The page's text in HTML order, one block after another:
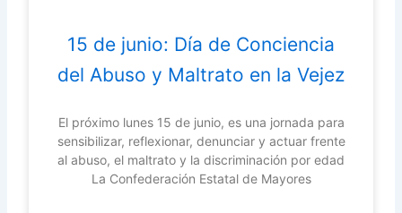
15 de junio: Día de Conciencia
del Abuso y Maltrato en la Vejez
El próximo lunes 15 de junio, es una jornada para
sensibilizar, reflexionar, denunciar y actuar frente
al abuso, el maltrato y la discriminación por edad
La Confederación Estatal de Mayores